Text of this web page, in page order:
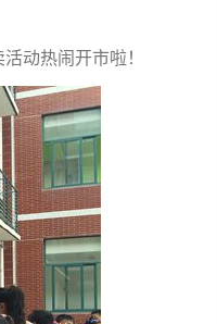
动热闹开市啦！